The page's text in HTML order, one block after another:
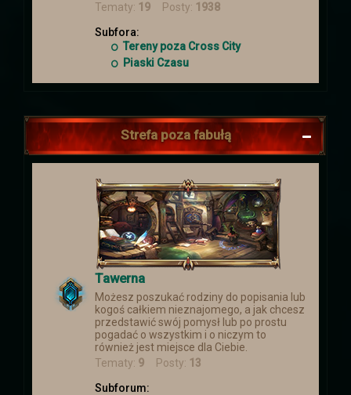
Tematy: 19 Posty: 1938
Subfora:
Tereny poza Cross City
Piaski Czasu
Strefa poza fabułą
Tawerna
Możesz poszukać rodziny do popisania lub
kogoś całkiem nieznajomego, a jak chcesz
przedstawić swój pomysł lub po prostu
pogadać o wszystkim i o niczym to
również jest miejsce dla Ciebie.
Tematy: 9 Posty: 13
Subforum: